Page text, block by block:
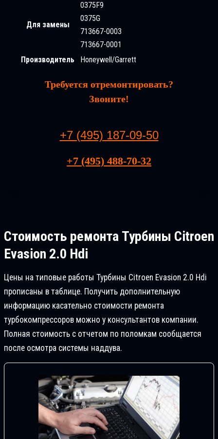
Для замены
0375F9
0375G
713667-0003
713667-0001
Производитель
Honeywell/Garrett
Требуется отремонтировать?
Звоните!
+7 (495) 187-09-50
+7 (495) 488-70-32
Стоимость ремонта Турбины Citroen
Evasion 2.0 Hdi
Цены на типовые работы Турбины Citroen Evasion 2.0 Hdi
прописаны в таблице. Получить дополнительную
информацию касательно стоимости ремонта
турбокомпрессоров можно у консультантов компании.
Полная стоимость с отчетом по поломкам сообщается
после осмотра системы наддува.